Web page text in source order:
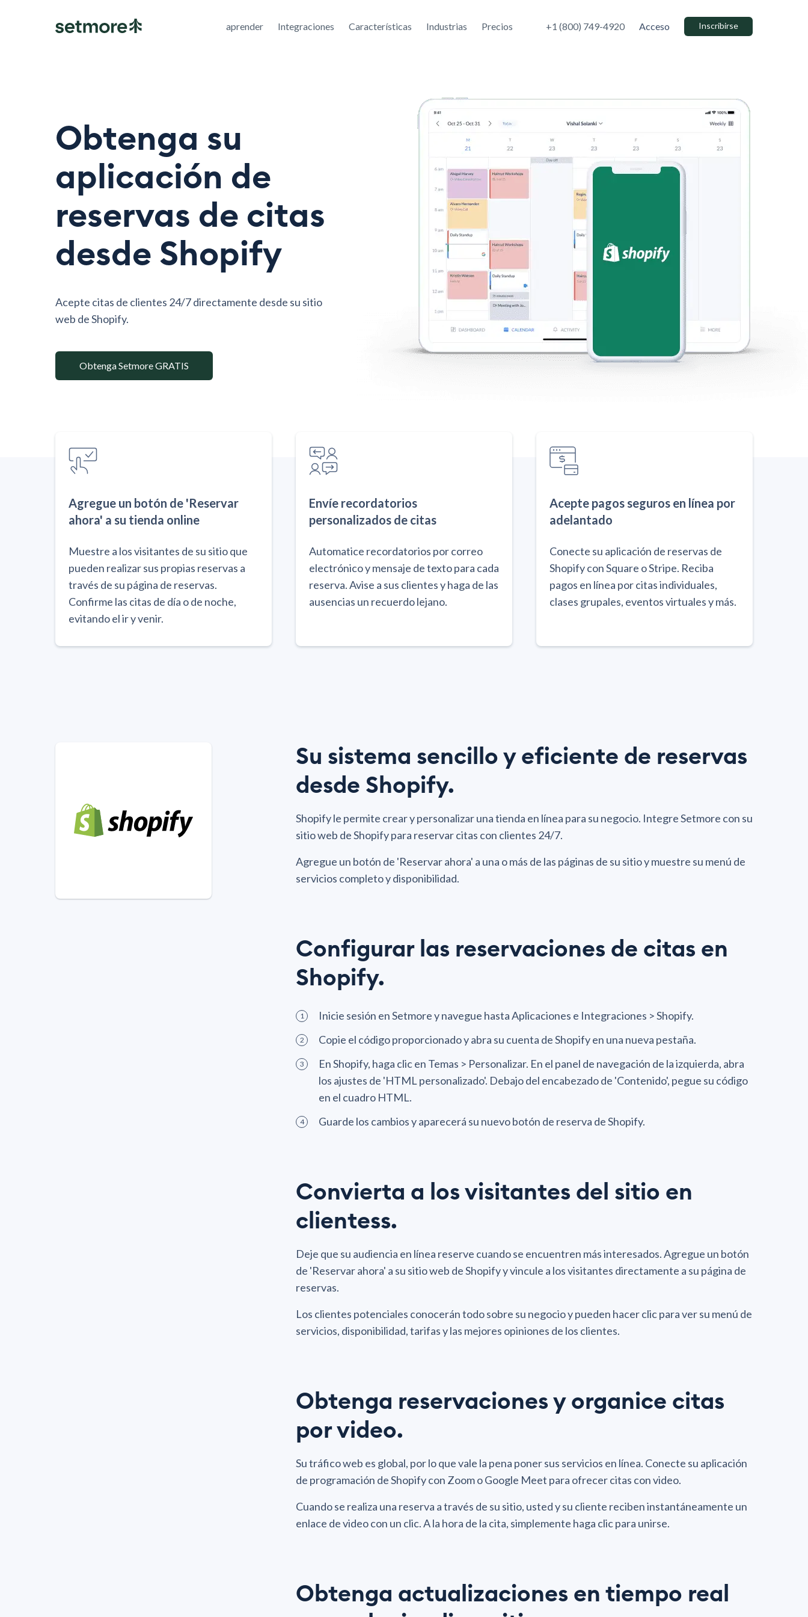
aprender Integraciones Características Industrias Precios +1 (800) 749-4920 Acceso Inscribirse
Obtenga su
aplicación de
reservas de citas
desde Shopify
Acepte citas de clientes 24/7 directamente desde su sitio
web de Shopify.
Obtenga Setmore GRATIS
Agregue un botón de 'Reservar
ahora' a su tienda online
Muestre a los visitantes de su sitio que
pueden realizar sus propias reservas a
través de su página de reservas.
Confirme las citas de día o de noche,
evitando el ir y venir.
Envíe recordatorios
personalizados de citas
Automatice recordatorios por correo
electrónico y mensaje de texto para cada
reserva. Avise a sus clientes y haga de las
ausencias un recuerdo lejano.
Acepte pagos seguros en línea por
adelantado
Conecte su aplicación de reservas de
Shopify con Square o Stripe. Reciba
pagos en línea por citas individuales,
clases grupales, eventos virtuales y más.
Su sistema sencillo y eficiente de reservas
desde Shopify.
Shopify le permite crear y personalizar una tienda en línea para su negocio. Integre Setmore con su
sitio web de Shopify para reservar citas con clientes 24/7.
Agregue un botón de 'Reservar ahora' a una o más de las páginas de su sitio y muestre su menú de
servicios completo y disponibilidad.
Configurar las reservaciones de citas en
Shopify.
Inicie sesión en Setmore y navegue hasta Aplicaciones e Integraciones > Shopify.
Copie el código proporcionado y abra su cuenta de Shopify en una nueva pestaña.
En Shopify, haga clic en Temas > Personalizar. En el panel de navegación de la izquierda, abra
los ajustes de 'HTML personalizado'. Debajo del encabezado de 'Contenido', pegue su código
en el cuadro HTML.
Guarde los cambios y aparecerá su nuevo botón de reserva de Shopify.
Convierta a los visitantes del sitio en
clientess.
Deje que su audiencia en línea reserve cuando se encuentren más interesados. Agregue un botón
de 'Reservar ahora' a su sitio web de Shopify y vincule a los visitantes directamente a su página de
reservas.
Los clientes potenciales conocerán todo sobre su negocio y pueden hacer clic para ver su menú de
servicios, disponibilidad, tarifas y las mejores opiniones de los clientes.
Obtenga reservaciones y organice citas
por video.
Su tráfico web es global, por lo que vale la pena poner sus servicios en línea. Conecte su aplicación
de programación de Shopify con Zoom o Google Meet para ofrecer citas con video.
Cuando se realiza una reserva a través de su sitio, usted y su cliente reciben instantáneamente un
enlace de video con un clic. A la hora de la cita, simplemente haga clic para unirse.
Obtenga actualizaciones en tiempo real